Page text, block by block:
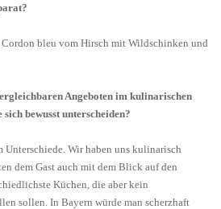
Cordon bleu vom Hirsch mit Wildschinken und
Angeboten im kulinarischen
bewusst unterscheiden?
Wir haben uns kulinarisch
dem Gast auch mit dem Blick auf den
Küchen, die aber kein
sollen. In Bayern würde man scherzhaft